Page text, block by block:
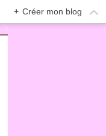
+ Créer mon blog